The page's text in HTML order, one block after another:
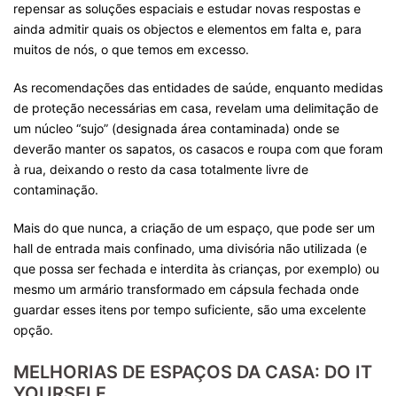
repensar as soluções espaciais e estudar novas respostas e
ainda admitir quais os objectos e elementos em falta e, para
muitos de nós, o que temos em excesso.
As recomendações das entidades de saúde, enquanto medidas
de proteção necessárias em casa, revelam uma delimitação de
um núcleo “sujo” (designada área contaminada) onde se
deverão manter os sapatos, os casacos e roupa com que foram
à rua, deixando o resto da casa totalmente livre de
contaminação.
Mais do que nunca, a criação de um espaço, que pode ser um
hall de entrada mais confinado, uma divisória não utilizada (e
que possa ser fechada e interdita às crianças, por exemplo) ou
mesmo um armário transformado em cápsula fechada onde
guardar esses itens por tempo suficiente, são uma excelente
opção.
MELHORIAS DE ESPAÇOS DA CASA: DO IT